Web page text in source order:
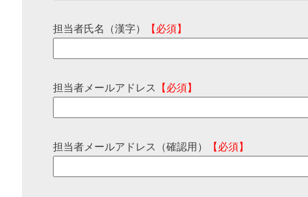
担当者氏名（漢字） 【必須】
担当者メールアドレス 【必須】
担当者メールアドレス（確認用） 【必須】